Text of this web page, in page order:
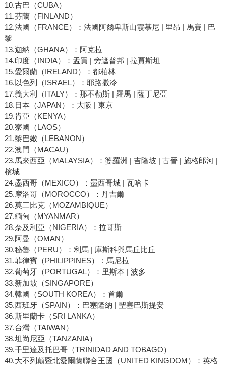
10.古巴（CUBA）
11.芬蘭（FINLAND）
12.法國（FRANCE）：法國阿爾卑斯山霞慕尼 | 里昂 | 馬賽 | 巴
黎
13.迦納（GHANA）：阿克拉
14.印度（INDIA）：孟買 | 旁遮普邦 | 拉賈斯坦
15.愛爾蘭（IRELAND）：都柏林
16.以色列（ISRAEL）：耶路撒冷
17.義大利（ITALY）：那不勒斯 | 羅馬 | 薩丁尼亞
18.日本（JAPAN）：大阪 | 東京
19.肯亞（KENYA）
20.寮國（LAOS）
21,黎巴嫩（LEBANON）
22.澳門（MACAU）
23.馬來西亞（MALAYSIA）：婆羅洲 | 吉隆坡 | 古晉 | 施格郎河 |
檳城
24.墨西哥（MEXICO）：墨西哥城 | 瓦哈卡
25.摩洛哥（MOROCCO）：丹吉爾
26.莫三比克（MOZAMBIQUE）
27.緬甸（MYANMAR）
28.奈及利亞（NIGERIA）：拉哥斯
29.阿曼（OMAN）
30.秘魯（PERU）：利馬 | 庫斯科與馬丘比丘
31.菲律賓（PHILIPPINES）：馬尼拉
32.葡萄牙（PORTUGAL）：里斯本 | 波多
33.新加坡（SINGAPORE）
34.韓國（SOUTH KOREA）：首爾
35.西班牙（SPAIN）：巴塞隆納 | 聖塞巴斯提安
36.斯里蘭卡（SRI LANKA）
37.台灣（TAIWAN）
38.坦尚尼亞（TANZANIA）
39.千里達及托巴哥（TRINIDAD AND TOBAGO）
40.大不列顛暨北愛爾蘭聯合王國（UNITED KINGDOM）：英格